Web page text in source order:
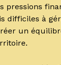
pressions
difficiles à
un